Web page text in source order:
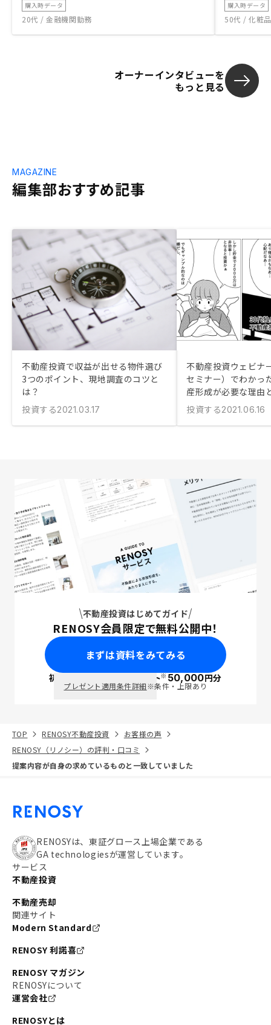
購入時データ
20代 / 金融機関勤務
購入時データ
50代 / 化粧
オーナーインタビューを
もっと見る
編集部おすすめ記事
MAGAZINE
不動産投資で収益が出せる物件選び
3つのポイント、現地調査のコツと
は？
投資する2021.03.17
不動産投資ウェビナ
セミナー）でわかっ
産形成が必要な理由
投資する2021.06.16
不動産投資はじめてガイド
RENOSY会員限定で無料公開中！
まずは資料をみてみる
初回面談で ポイント※50,000円分
プレゼント適用条件詳細※条件・上限あり
TOP RENOSY不動産投資
お客様の声
RENOSY（リノシー）の評判・口コミ
提案内容が自身の求めているものと一致していました
RENOSYは、東証グロース上場企業である
GA technologiesが運営しています。
サービス
不動産投資
不動産売却
関連サイト
Modern Standard
RENOSY 利諾喜
RENOSY マガジン
RENOSYについて
運営会社
RENOSYとは